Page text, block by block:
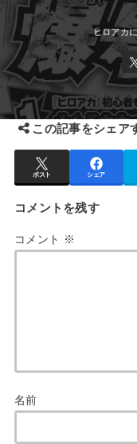
この記事をシェア
ポスト シェア
コメントを残す
コメント ※
名前